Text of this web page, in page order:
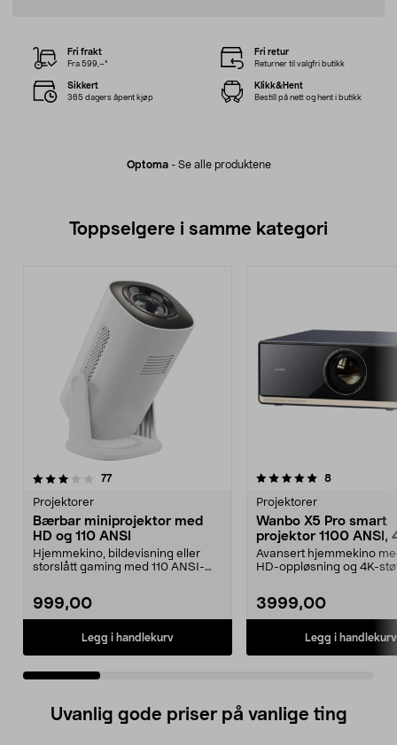
Optoma- Se alle produktene
Fri frakt
Fra 599,–*
Fri retur
Returner til valgfri butikk
Sikkert
365 dagers åpent kjøp
Klikk&Hent
Bestill på nett og hent i butikk
Toppselgere i samme kategori
77anmeldelser
Projektorer
Bærbar miniprojektor med
HD og 110 ANSI
Hjemmekino, bildevisning eller
storslått gaming med 110 ANSI-
999,00
Legg i handlekurv
5.0 av 5 stjerner 8anmeldelser
Projektorer
Wanbo X5 Pro smart
projektor 1100 ANSI,
støtte og Google TV
Avansert hjemmekino
HD-oppløsning og 4K-
3999,00
Legg i handlekurv
4.0 av 5 stjerner
Uvanlig gode priser på vanlige ting